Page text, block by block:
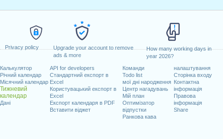
Privacy policy
Upgrade your account to remove
ads & more
How many working days in
year 2026?
Калькулятор
Річний календар
Місячний календар
Тижневий
календар
Дані
API for developers
Стандартний експорт в
Excel
Користувацький експорт в
Excel
Експорт календаря в PDF
Вставити віджет
Команди
Todo list
мої дні народження
Центр нагадувань
Мій план
Оптимізатор
відпустки
Ранкова кава
налаштування
Сторінка входу
Контактна
інформація
Правова
інформація
Share